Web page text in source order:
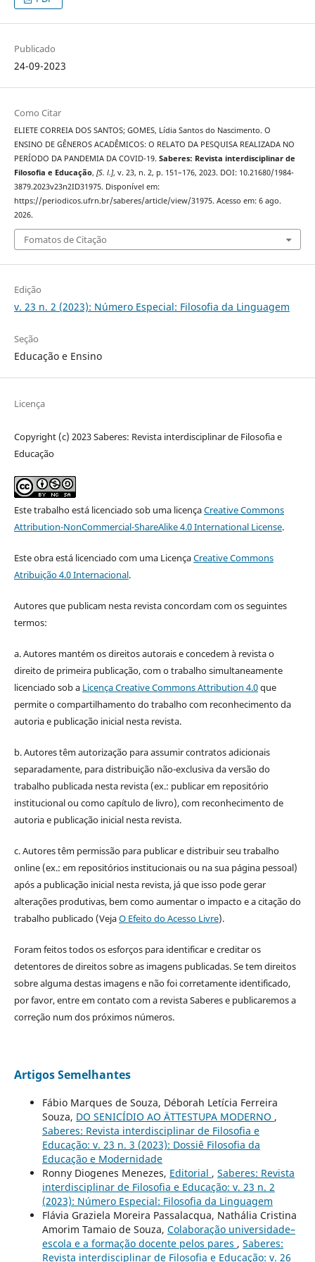
Publicado
24-09-2023
Como Citar
ELIETE CORREIA DOS SANTOS; GOMES, Lídia Santos do Nascimento. O
ENSINO DE GÊNEROS ACADÊMICOS: O RELATO DA PESQUISA REALIZADA NO
PERÍODO DA PANDEMIA DA COVID-19. Saberes: Revista interdisciplinar de
Filosofia e Educação, [S. l.], v. 23, n. 2, p. 151–176, 2023. DOI: 10.21680/1984-
3879.2023v23n2ID31975. Disponível em:
https://periodicos.ufrn.br/saberes/article/view/31975. Acesso em: 6 ago.
2026.
Fomatos de Citação
Edição
v. 23 n. 2 (2023): Número Especial: Filosofia da Linguagem
Seção
Educação e Ensino
Licença
Copyright (c) 2023 Saberes: Revista interdisciplinar de Filosofia e
Educação
Este trabalho está licenciado sob uma licençaCreative Commons
Attribution-NonCommercial-ShareAlike 4.0 International License.
Este obra está licenciado com uma LicençaCreative Commons
Atribuição 4.0 Internacional.
Autores que publicam nesta revista concordam com os seguintes
termos:
a. Autores mantém os direitos autorais e concedem à revista o
direito de primeira publicação, com o trabalho simultaneamente
licenciado sob a Licença Creative Commons Attribution 4.0que
permite o compartilhamento do trabalho com reconhecimento da
autoria e publicação inicial nesta revista.
b. Autores têm autorização para assumir contratos adicionais
separadamente, para distribuição não-exclusiva da versão do
trabalho publicada nesta revista (ex.: publicar em repositório
institucional ou como capítulo de livro), com reconhecimento de
autoria e publicação inicial nesta revista.
c. Autores têm permissão para publicar e distribuir seu trabalho
online (ex.: em repositórios institucionais ou na sua página pessoal)
após a publicação inicial nesta revista, já que isso pode gerar
alterações produtivas, bem como aumentar o impacto e a citação do
trabalho publicado (VejaO Efeito do Acesso Livre).
Foram feitos todos os esforços para identificar e creditar os
detentores de direitos sobre as imagens publicadas. Se tem direitos
sobre alguma destas imagens e não foi corretamente identificado,
por favor, entre em contato com a revista Saberes e publicaremos a
correção num dos próximos números.
Artigos Semelhantes
Fábio Marques de Souza, Déborah Letícia Ferreira
Souza, DO SENICÍDIO AO ÄTTESTUPA MODERNO ,
Saberes: Revista interdisciplinar de Filosofia e
Educação: v. 23 n. 3 (2023): Dossiê Filosofia da
Educação e Modernidade
Ronny Diogenes Menezes, Editorial , Saberes: Revista
interdisciplinar de Filosofia e Educação: v. 23 n. 2
(2023): Número Especial: Filosofia da Linguagem
Flávia Graziela Moreira Passalacqua, Nathália Cristina
Amorim Tamaio de Souza, Colaboração universidade–
escola e a formação docente pelos pares , Saberes:
Revista interdisciplinar de Filosofia e Educação: v. 26